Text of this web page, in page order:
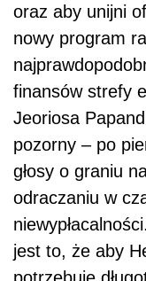
oraz aby unijni
nowy program
finansów strefy
Jeoriosa
pozorny – po
głosy o graniu
odraczaniu w
jest to, że aby